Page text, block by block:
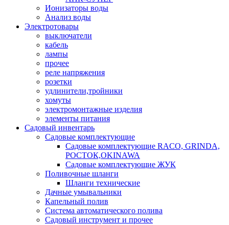
Ионизаторы воды
Анализ воды
Электротовары
выключатели
кабель
лампы
прочее
реле напряжения
розетки
удлинители,тройники
хомуты
электромонтажные изделия
элементы питания
Садовый инвентарь
Садовые комплектующие
Садовые комплектующие RACO, GRINDA,
РОСТОК,OKINAWA
Садовые комплектующие ЖУК
Поливочные шланги
Шланги технические
Дачные умывальники
Капельный полив
Система автоматического полива
Садовый инструмент и прочее